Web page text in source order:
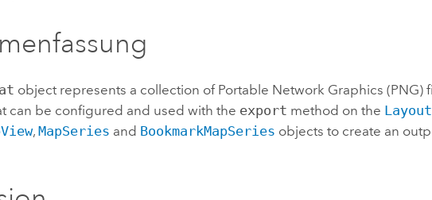
object represents a collection of Portable Network Graphics (PNG)
can be configured and used with the export method on the Layout
,MapSeries and BookmarkMapSeries objects to create an